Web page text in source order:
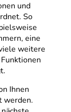
und
So
eine
weitere
Ihnen
werden.